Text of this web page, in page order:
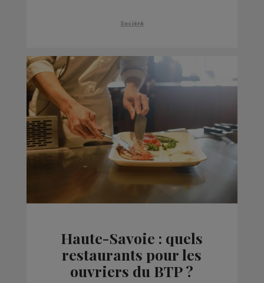
Société
Haute-Savoie : quels
restaurants pour les
ouvriers du BTP ?